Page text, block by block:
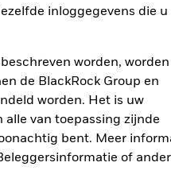
inloggegevens die u
worden, worden
de BlackRock Group en
worden. Het is uw
alle van toepassing zijnde
bent. Meer
of
2023 2024 2025